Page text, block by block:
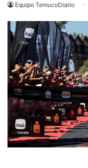
Equipo TemucoDiario